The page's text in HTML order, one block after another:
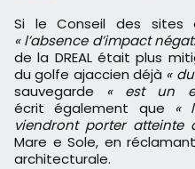
Si le Conseil des
« l’absence d’impact
de la DREAL était plus
du golfe ajaccien déjà «
sauvegarde « est un
écrit également que «
viendront porter atteinte
Mare e Sole, en
architecturale.